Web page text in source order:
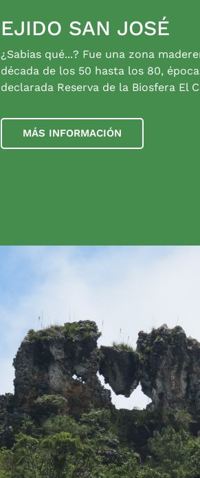
EJIDO SAN JOSÉ
¿Sabias qué...? Fue una zona
década de los 50 hasta los 80,
declarada Reserva de la Biosfera El
MÁS INFORMACIÓN